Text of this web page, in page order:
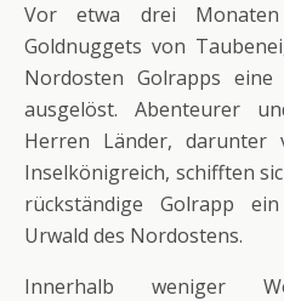
Vor etwa drei
Goldnuggets von
Nordosten Golrapps eine
ausgelöst. Abenteurer
Herren Länder, darunter
Inselkönigreich, schifften
rückständige Golrapp
Urwald des Nordostens.
Innerhalb weniger